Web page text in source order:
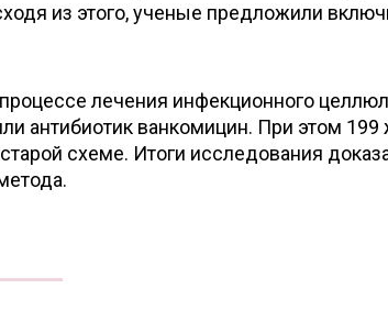
из этого, ученые предложили
лечения инфекционного
антибиотик ванкомицин. При этом
схеме. Итоги исследования